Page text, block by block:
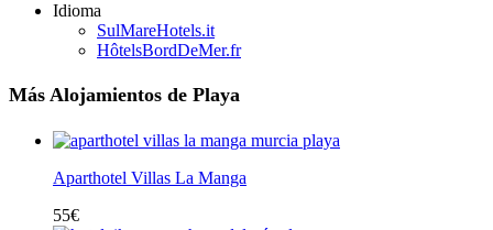
Idioma
SulMareHotels.it
HôtelsBordDeMer.fr
Más Alojamientos de Playa
Aparthotel Villas La Manga
55€